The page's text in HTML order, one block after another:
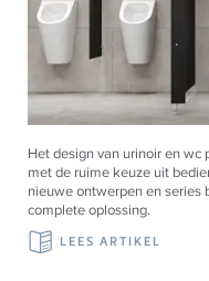
Het design van urinoir en
met de ruime keuze uit
nieuwe ontwerpen en series
complete oplossing.
LEES ARTIKEL